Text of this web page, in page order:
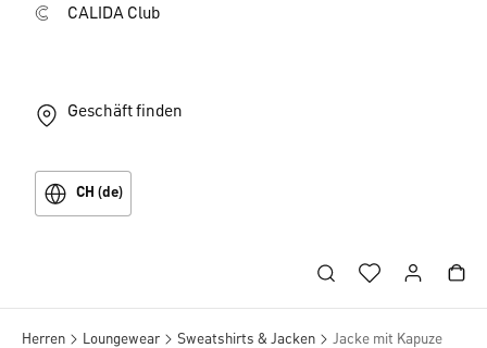
CALIDA Club
Geschäft finden
CH (de)
Herren Loungewear Sweatshirts & Jacken Jacke mit Kapuze